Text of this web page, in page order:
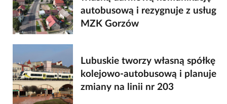
autobusową i rezygnuje z usług
MZK Gorzów
Lubuskie tworzy własną spółkę
kolejowo-autobusową i planuje
zmiany na linii nr 203